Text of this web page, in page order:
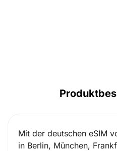
Mit der deutschen eSIM
in Berlin, München,